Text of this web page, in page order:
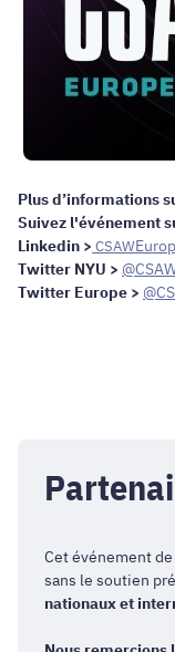
Plus d’informations
Suivez l'événement
Linkedin > CSAW
Twitter NYU >
Twitter Europe >
Cet événement
sans le soutien
nationaux et